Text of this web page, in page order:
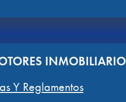
Y Reglamentos